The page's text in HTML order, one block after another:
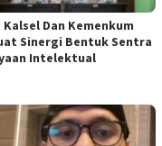
Dan Kemenkum
Sinergi Bentuk Sentra
Intelektual